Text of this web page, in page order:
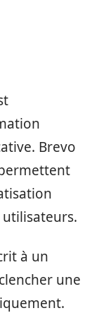
Brevo
à un
une